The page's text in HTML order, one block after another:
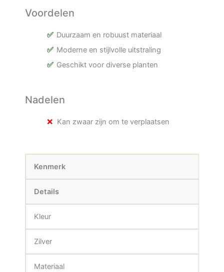
Voordelen
Duurzaam en robuust materiaal
Moderne en stijlvolle uitstraling
Geschikt voor diverse planten
Nadelen
Kan zwaar zijn om te verplaatsen
Kenmerk
Details
Kleur
Zilver
Materiaal